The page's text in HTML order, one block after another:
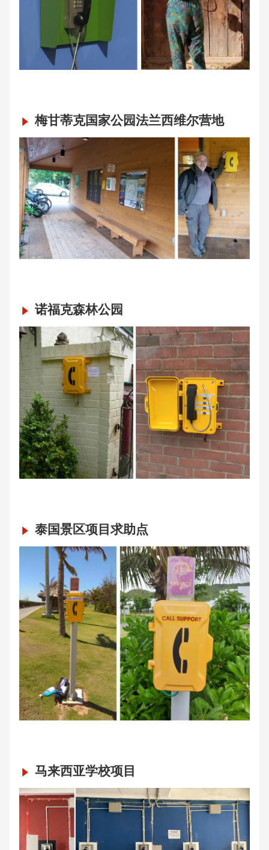
梅甘蒂克国家公园法兰西维尔营地
诺福克森林公园
泰国景区项目求助点
马来西亚学校项目